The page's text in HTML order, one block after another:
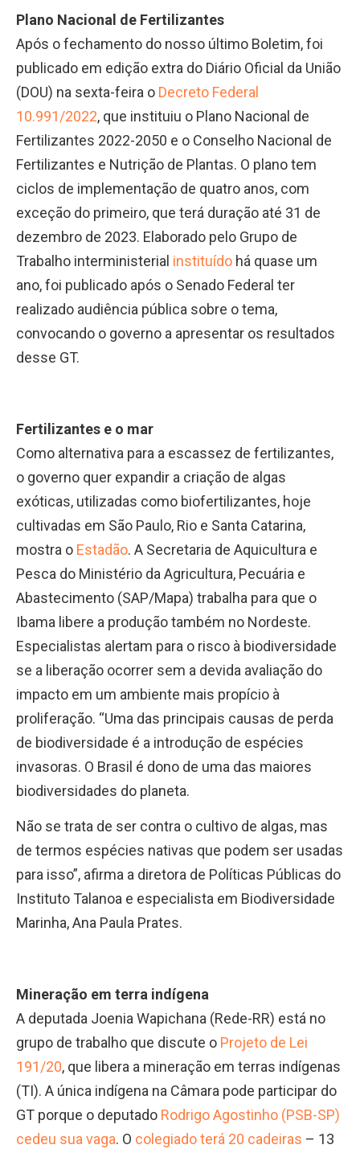
Plano Nacional de Fertilizantes
Após o fechamento do nosso último Boletim, foi
publicado em edição extra do Diário Oficial da União
(DOU) na sexta-feira o Decreto Federal
10.991/2022, que instituiu o Plano Nacional de
Fertilizantes 2022-2050 e o Conselho Nacional de
Fertilizantes e Nutrição de Plantas. O plano tem
ciclos de implementação de quatro anos, com
exceção do primeiro, que terá duração até 31 de
dezembro de 2023. Elaborado pelo Grupo de
Trabalho interministerial instituído há quase um
ano, foi publicado após o Senado Federal ter
realizado audiência pública sobre o tema,
convocando o governo a apresentar os resultados
desse GT.
Fertilizantes e o mar
Como alternativa para a escassez de fertilizantes,
o governo quer expandir a criação de algas
exóticas, utilizadas como biofertilizantes, hoje
cultivadas em São Paulo, Rio e Santa Catarina,
mostra o Estadão. A Secretaria de Aquicultura e
Pesca do Ministério da Agricultura, Pecuária e
Abastecimento (SAP/Mapa) trabalha para que o
Ibama libere a produção também no Nordeste.
Especialistas alertam para o risco à biodiversidade
se a liberação ocorrer sem a devida avaliação do
impacto em um ambiente mais propício à
proliferação. “Uma das principais causas de perda
de biodiversidade é a introdução de espécies
invasoras. O Brasil é dono de uma das maiores
biodiversidades do planeta.
Não se trata de ser contra o cultivo de algas, mas
de termos espécies nativas que podem ser usadas
para isso”, afirma a diretora de Políticas Públicas do
Instituto Talanoa e especialista em Biodiversidade
Marinha, Ana Paula Prates.
Mineração em terra indígena
A deputada Joenia Wapichana (Rede-RR) está no
grupo de trabalho que discute o Projeto de Lei
191/20, que libera a mineração em terras indígenas
(TI). A única indígena na Câmara pode participar do
GT porque o deputado Rodrigo Agostinho (PSB-SP)
cedeu sua vaga. O colegiado terá 20 cadeiras – 13